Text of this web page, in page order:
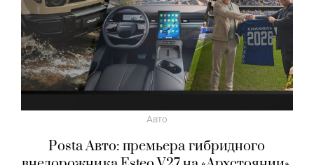
Авто
Posta Авто: премьера гибридного